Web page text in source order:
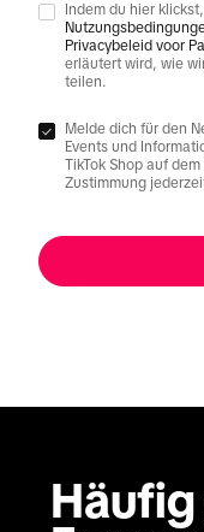
Indem du hier
Privacybeleid voor
erläutert wird, wie
teilen.
Melde dich für den
Events und
TikTok Shop auf
Zustimmung